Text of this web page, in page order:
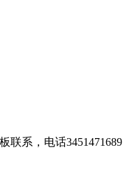
联系，电话3451471689